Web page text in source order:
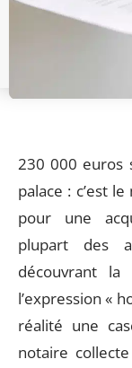
230 000 euros
palace : c’est
pour une
plupart des
découvrant
l’expression «
réalité une
notaire